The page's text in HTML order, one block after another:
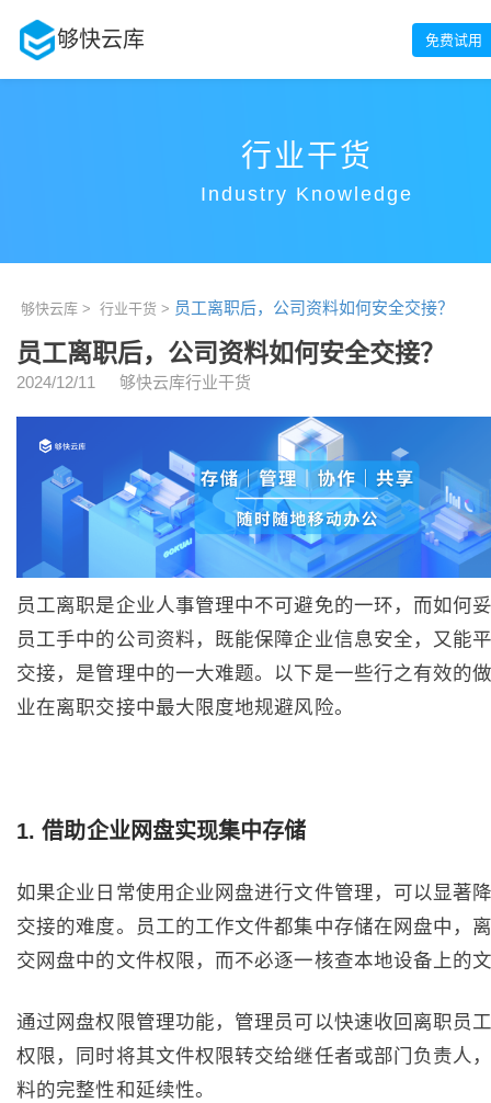
够快云库 免费试用
行业干货
Industry Knowledge
够快云库 > 行业干货 > 员工离职后，公司资料如何安全交接？
员工离职后，公司资料如何安全交接？
2024/12/11 够快云库行业干货
员工离职是企业人事管理中不可避免的一环，而如何
员工手中的公司资料，既能保障企业信息安全，又能
交接，是管理中的一大难题。以下是一些行之有效的
业在离职交接中最大限度地规避风险。
1. 借助企业网盘实现集中存储
如果企业日常使用企业网盘进行文件管理，可以显著
交接的难度。员工的工作文件都集中存储在网盘中，
交网盘中的文件权限，而不必逐一核查本地设备上的
通过网盘权限管理功能，管理员可以快速收回离职员
权限，同时将其文件权限转交给继任者或部门负责人
料的完整性和延续性。